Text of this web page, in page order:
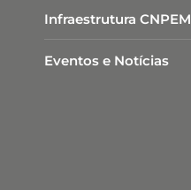
Infraestrutura CNPEM
Eventos e Notícias